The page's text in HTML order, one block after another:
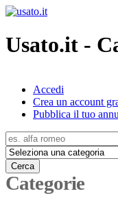
Usato.it -
Accedi
Crea un account
Pubblica il tuo
Cerca
Categorie